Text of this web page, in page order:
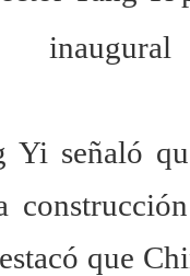
inaugural
Yi señaló
que